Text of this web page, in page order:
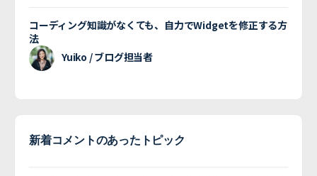
コーディング知識がなくても、自力でWidgetを修正する方
法
Yuiko / ブログ担当者
新着コメントのあったトピック